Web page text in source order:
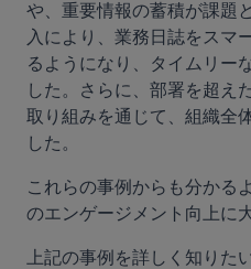
や、重要情報の蓄積が課題
入により、業務日誌をスマ
るようになり、タイムリー
した。さらに、部署を超え
取り組みを通じて、組織全
した。
これらの事例からも分かる
のエンゲージメント向上に
上記の事例を詳しく知りた